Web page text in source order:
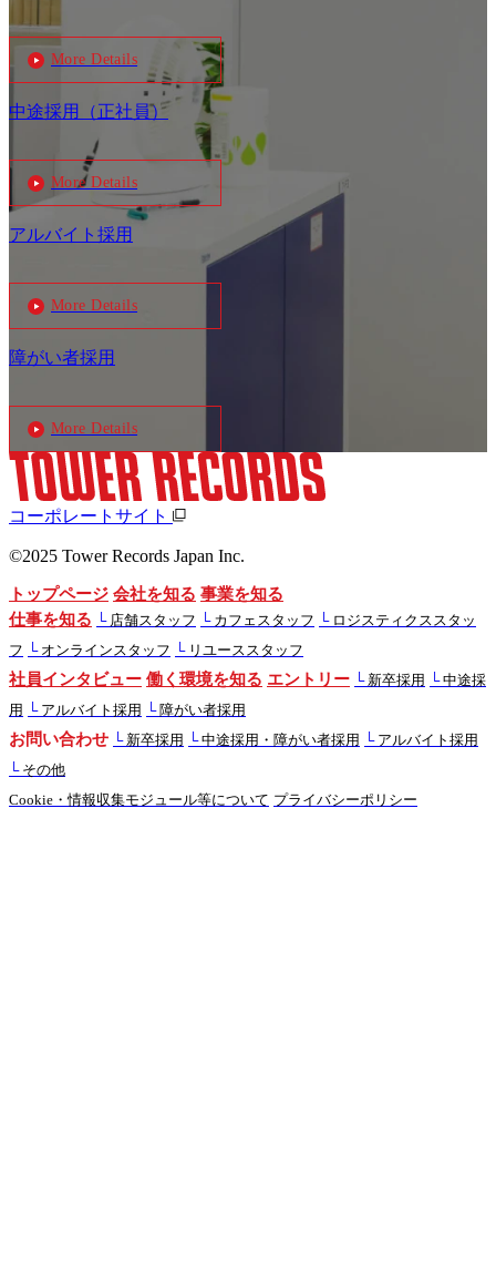
More Details
中途採用（正社員）
More Details
アルバイト採用
More Details
障がい者採用
More Details
コーポレートサイト
©2025 Tower Records Japan Inc.
トップページ 会社を知る 事業を知る
仕事を知る └ 店舗スタッフ └ カフェスタッフ └ ロジスティクススタッ
フ └ オンラインスタッフ └ リユーススタッフ
社員インタビュー 働く環境を知る エントリー └ 新卒採用 └中途採
用
└ アルバイト採用 └ 障がい者採用
お問い合わせ └ 新卒採用 └中途採用・障がい者採用 └ アルバイト採用
└ その他
Cookie・情報収集モジュール等について プライバシーポリシー